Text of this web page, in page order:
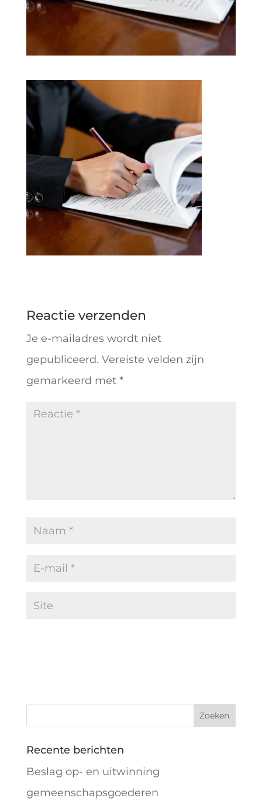
Reactie verzenden
Je e-mailadres wordt niet
gepubliceerd. Vereiste velden zijn
gemarkeerd met *
Recente berichten
Beslag op- en uitwinning
gemeenschapsgoederen